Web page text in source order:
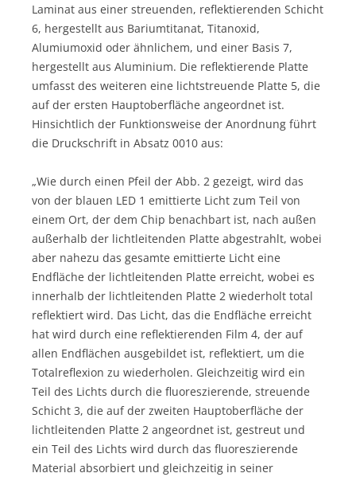
Laminat aus einer streuenden, reflektierenden Schicht
6, hergestellt aus Bariumtitanat, Titanoxid,
Alumiumoxid oder ähnlichem, und einer Basis 7,
hergestellt aus Aluminium. Die reflektierende Platte
umfasst des weiteren eine lichtstreuende Platte 5, die
auf der ersten Hauptoberfläche angeordnet ist.
Hinsichtlich der Funktionsweise der Anordnung führt
die Druckschrift in Absatz 0010 aus:
„Wie durch einen Pfeil der Abb. 2 gezeigt, wird das
von der blauen LED 1 emittierte Licht zum Teil von
einem Ort, der dem Chip benachbart ist, nach außen
außerhalb der lichtleitenden Platte abgestrahlt, wobei
aber nahezu das gesamte emittierte Licht eine
Endfläche der lichtleitenden Platte erreicht, wobei es
innerhalb der lichtleitenden Platte 2 wiederholt total
reflektiert wird. Das Licht, das die Endfläche erreicht
hat wird durch eine reflektierenden Film 4, der auf
allen Endflächen ausgebildet ist, reflektiert, um die
Totalreflexion zu wiederholen. Gleichzeitig wird ein
Teil des Lichts durch die fluoreszierende, streuende
Schicht 3, die auf der zweiten Hauptoberfläche der
lichtleitenden Platte 2 angeordnet ist, gestreut und
ein Teil des Lichts wird durch das fluoreszierende
Material absorbiert und gleichzeitig in seiner